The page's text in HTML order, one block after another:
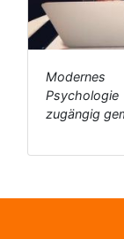
zugängig